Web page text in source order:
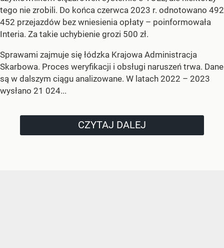
tego nie zrobili. Do końca czerwca 2023 r. odnotowano 492
452 przejazdów bez wniesienia opłaty – poinformowała
Interia. Za takie uchybienie grozi 500 zł.
Sprawami zajmuje się łódzka Krajowa Administracja
Skarbowa. Proces weryfikacji i obsługi naruszeń trwa. Dane
są w dalszym ciągu analizowane. W latach 2022 – 2023
wysłano 21 024...
CZYTAJ DALEJ